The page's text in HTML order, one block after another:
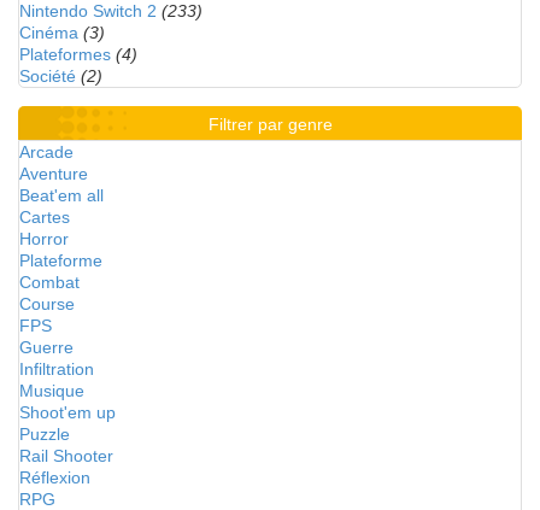
Nintendo Switch 2 (233)
Cinéma (3)
Plateformes (4)
Société (2)
Filtrer par genre
Arcade
Aventure
Beat'em all
Cartes
Horror
Plateforme
Combat
Course
FPS
Guerre
Infiltration
Musique
Shoot'em up
Puzzle
Rail Shooter
Réflexion
RPG